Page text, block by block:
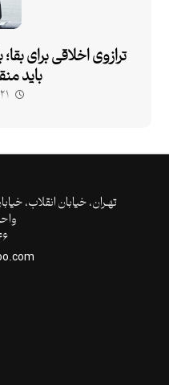
ترازوی اخلاقی برای
باید
واحد ۲۲،